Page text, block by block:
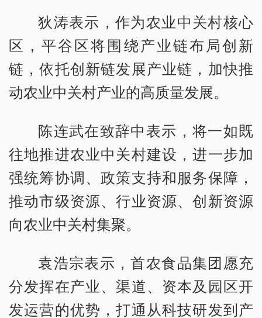
狄涛表示，作为农业中关村核心
区，平谷区将围绕产业链布局创新
链，依托创新链发展产业链，加快推
动农业中关村产业的高质量发展。
陈连武在致辞中表示，将一如既
往地推进农业中关村建设，进一步加
强统筹协调、政策支持和服务保障，
推动市级资源、行业资源、创新资源
向农业中关村集聚。
袁浩宗表示，首农食品集团愿充
分发挥在产业、渠道、资本及园区开
发运营的优势，打通从科技研发到产